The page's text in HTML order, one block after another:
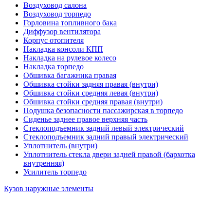
Воздуховод салона
Воздуховод торпедо
Горловина топливного бака
Диффузор вентилятора
Корпус отопителя
Накладка консоли КПП
Накладка на рулевое колесо
Накладка торпедо
Обшивка багажника правая
Обшивка стойки задняя правая (внутри)
Обшивка стойки средняя левая (внутри)
Обшивка стойки средняя правая (внутри)
Подушка безопасности пассажирская в торпедо
Сиденье заднее правое верхняя часть
Стеклоподъемник задний левый электрический
Стеклоподъемник задний правый электрический
Уплотнитель (внутри)
Уплотнитель стекла двери задней правой (бархотка
внутренняя)
Усилитель торпедо
Кузов наружные элементы